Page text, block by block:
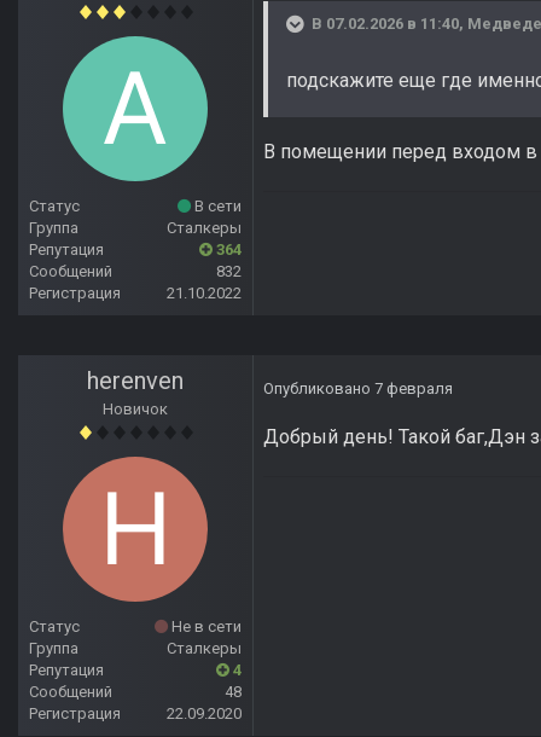
Статус
В сети
Группа
Сталкеры
Репутация
364
Сообщений
832
Регистрация
21.10.2022
В 07.02.2026 в 11:40,
подскажите еще где
В помещении перед входом в
herenven
Новичок
Статус
Не в сети
Группа
Сталкеры
Репутация
4
Сообщений
48
Регистрация
22.09.2020
Опубликовано 7 февраля
Добрый день! Такой баг,Дэн